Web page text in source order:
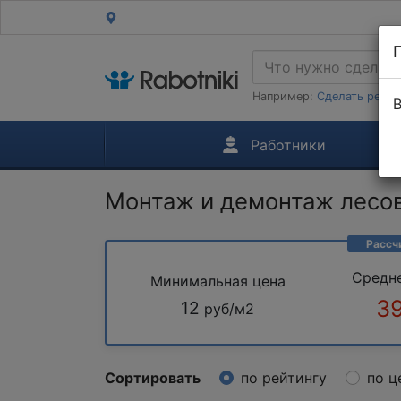
Например: Сделать
Работники
Монтаж и демонтаж
Минимальная цена
12 руб/м2
Сортировать по рейтингу по